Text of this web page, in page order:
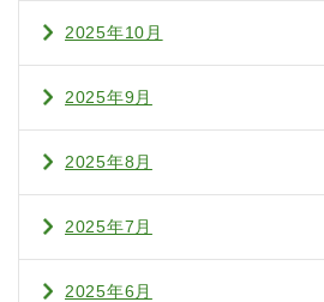
2025年10月
2025年9月
2025年8月
2025年7月
2025年6月